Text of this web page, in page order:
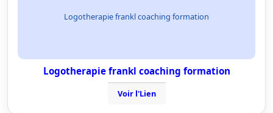
Logotherapie frankl coaching formation
Logotherapie frankl coaching formation
Voir l'Lien